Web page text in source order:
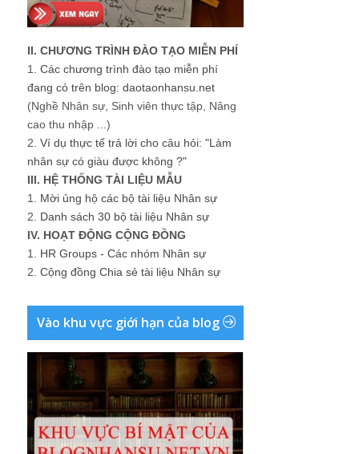
II. CHƯƠNG TRÌNH ĐÀO TẠO MIỄN PHÍ
1. Các chương trình đào tạo miễn phí
đang có trên blog: daotaonhansu.net
(Nghề Nhân sự, Sinh viên thực tập, Nâng
cao thu nhập ...)
2. Ví dụ thực tế trả lời cho câu hỏi: "Làm
nhân sự có giàu được không ?"
III. HỆ THỐNG TÀI LIỆU MẪU
1. Mời ủng hộ các bộ tài liệu Nhân sự
2. Danh sách 30 bộ tài liệu Nhân sự
IV. HOẠT ĐỘNG CỘNG ĐỒNG
1. HR Groups - Các nhóm Nhân sự
2. Cộng đồng Chia sẻ tài liệu Nhân sự
Vào khu vực giới hạn của blog